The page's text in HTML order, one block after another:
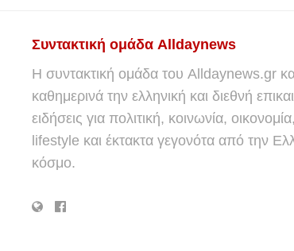
Συντακτική ομάδα Alldaynews
Η συντακτική ομάδα του Alldaynews.gr
καθημερινά την ελληνική και διεθνή
ειδήσεις για πολιτική, κοινωνία,
lifestyle και έκτακτα γεγονότα από την
κόσμο.